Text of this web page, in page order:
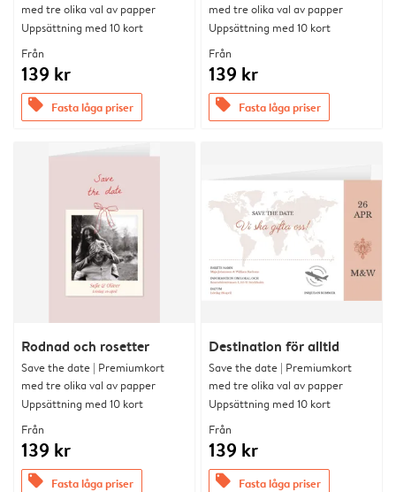
med tre olika val av papper
Uppsättning med 10 kort
Från
139 kr
offers Fasta låga priser
med tre olika val av papper
Uppsättning med 10 kort
Från
139 kr
offers Fasta låga priser
Rodnad och rosetter
Save the date | Premiumkort
med tre olika val av papper
Uppsättning med 10 kort
Från
139 kr
offers Fasta låga priser
Destination för alltid
Save the date | Premiumkort
med tre olika val av papper
Uppsättning med 10 kort
Från
139 kr
offers Fasta låga priser